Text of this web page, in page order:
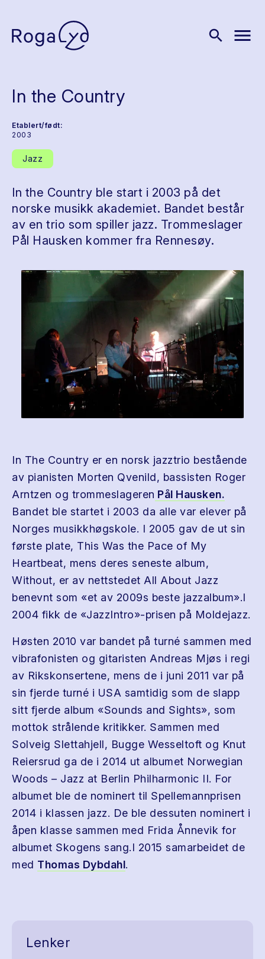
search menu
In the Country
Etablert/født:
2003
Jazz
In the Country ble start i 2003 på det
norske musikk akademiet. Bandet består
av en trio som spiller jazz. Trommeslager
Pål Hausken kommer fra Rennesøy.
In The Country er en norsk jazztrio bestående
av pianisten Morten Qvenild, bassisten Roger
Arntzen og trommeslageren Pål Hausken.
Bandet ble startet i 2003 da alle var elever på
Norges musikkhøgskole. I 2005 gav de ut sin
første plate, This Was the Pace of My
Heartbeat, mens deres seneste album,
Without, er av nettstedet All About Jazz
benevnt som «et av 2009s beste jazzalbum».I
2004 fikk de «JazzIntro»-prisen på Moldejazz.
Høsten 2010 var bandet på turné sammen med
vibrafonisten og gitaristen Andreas Mjøs i regi
av Rikskonsertene, mens de i juni 2011 var på
sin fjerde turné i USA samtidig som de slapp
sitt fjerde album «Sounds and Sights», som
mottok strålende kritikker. Sammen med
Solveig Slettahjell, Bugge Wesseltoft og Knut
Reiersrud ga de i 2014 ut albumet Norwegian
Woods – Jazz at Berlin Philharmonic II. For
albumet ble de nominert til Spellemannprisen
2014 i klassen jazz. De ble dessuten nominert i
åpen klasse sammen med Frida Ånnevik for
albumet Skogens sang.I 2015 samarbeidet de
med Thomas Dybdahl.
Lenker